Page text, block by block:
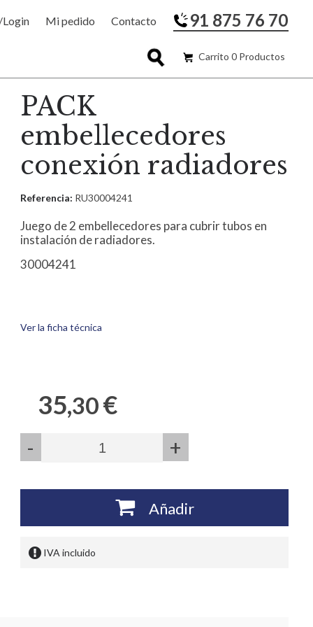
Mi pedido Contacto 91 875 76 70
Carrito 0 Productos
PACK
embellecedores
conexión radiadores
Referencia: RU30004241
Juego de 2 embellecedores para cubrir tubos en
instalación de radiadores.
30004241
Ver la ficha técnica
35,30€
- +
Añadir
IVA incluido